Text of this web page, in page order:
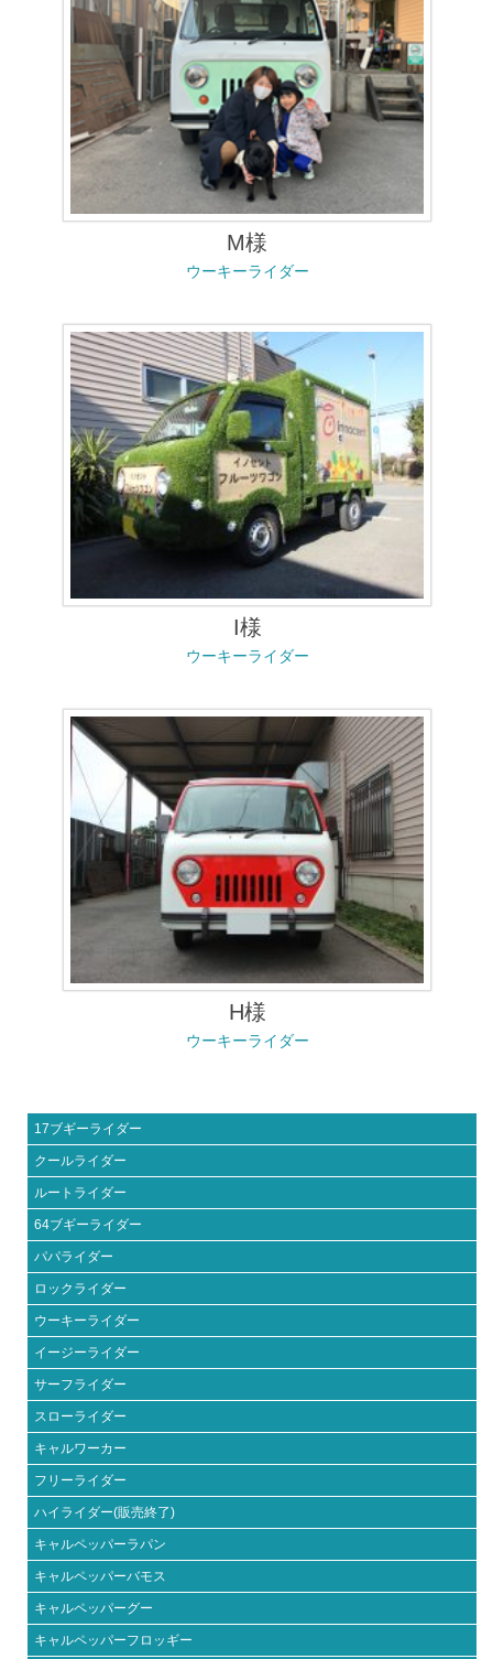
M様
ウーキーライダー
I様
ウーキーライダー
H様
ウーキーライダー
17ブギーライダー
クールライダー
ルートライダー
64ブギーライダー
パパライダー
ロックライダー
ウーキーライダー
イージーライダー
サーフライダー
スローライダー
キャルワーカー
フリーライダー
ハイライダー(販売終了)
キャルペッパーラパン
キャルペッパーバモス
キャルペッパーグー
キャルペッパーフロッギー